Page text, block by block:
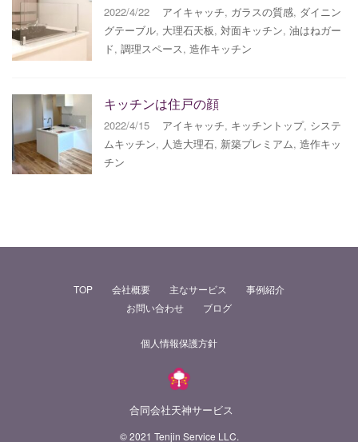
2022/4/22 アイキャッチ, ガラスの質感, ダイニン
グテーブル, 大理石天板, 対面キッチン, 油はねガー
ド, 調理スペース, 造作キッチン
キッチンは住戸の顔
2022/4/15 アイキャッチ, キッチントップ, システ
ムキッチン, 人造大理石, 新築プレミアム, 造作キッ
チン
TOP 会社概要 主なサービス
事例紹介
お問い合わせ
ブログ
個人情報保護方針
合同会社天神サービス
© 2021 Tenjin Service LLC.